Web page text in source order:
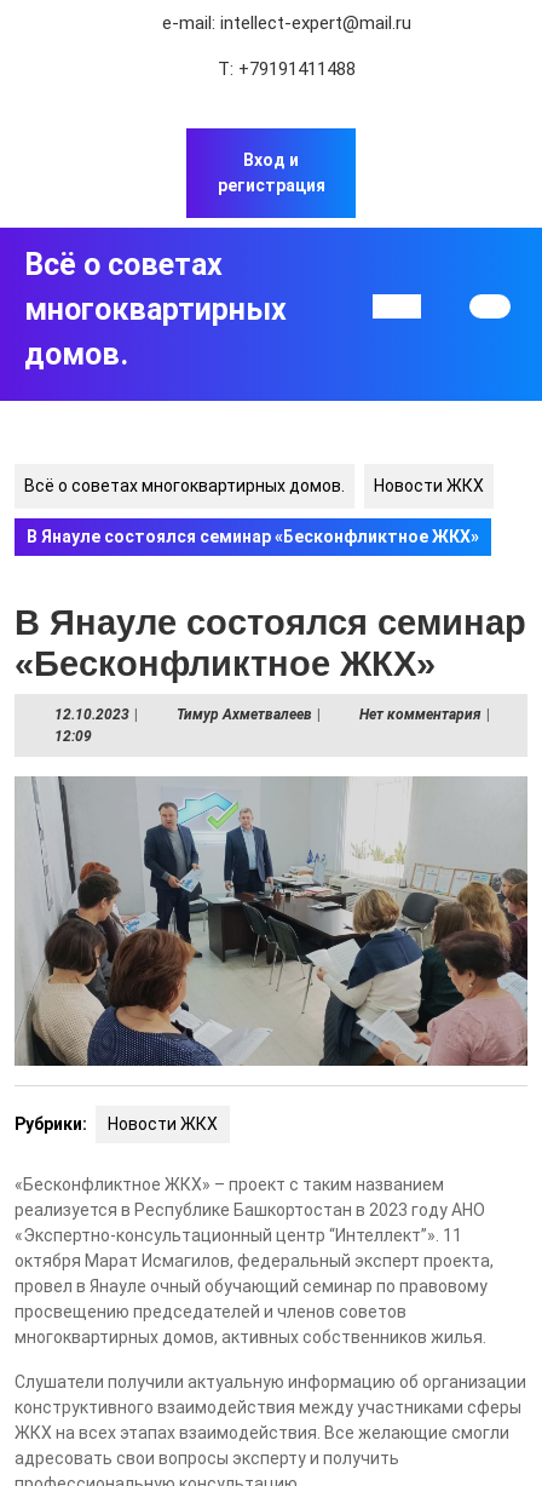
e-mail:intellect-expert@mail.ru
Т: +79191411488
Вход и
регистрация
Всё о советах
многоквартирных
домов.
Кнопка
Всё о советах многоквартирных домов. Новости ЖКХ
В Янауле состоялся семинар «Бесконфликтное ЖКХ»
В Янауле состоялся семинар
«Бесконфликтное ЖКХ»
12.10.202312.10.2023Тимур Ахметвалеев Тимур
Нет комментария
12:09
Рубрики: Новости ЖКХ
«Бесконфликтное ЖКХ» – проект с таким названием
реализуется в Республике Башкортостан в 2023 году АНО
«Экспертно-консультационный центр “Интеллект”». 11
октября Марат Исмагилов, федеральный эксперт проекта,
провел в Янауле очный обучающий семинар по правовому
просвещению председателей и членов советов
многоквартирных домов, активных собственников жилья.
Слушатели получили актуальную информацию об организации
конструктивного взаимодействия между участниками сферы
ЖКХ на всех этапах взаимодействия. Все желающие смогли
адресовать свои вопросы эксперту и получить